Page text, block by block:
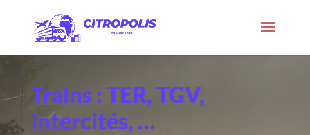
Trains : TER, TGV,
intercités, …